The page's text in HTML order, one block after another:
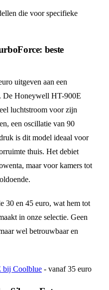
die voor specifieke
beste
uitgeven aan een
De Honeywell HT-900E
luchtstroom voor zijn
een oscillatie van 90
is dit model ideaal voor
thuis. Het debiet
maar voor kamers tot
30 en 45 euro, wat hem tot
in onze selectie. Geen
wel betrouwbaar en
bij Coolblue - vanaf 35 euro